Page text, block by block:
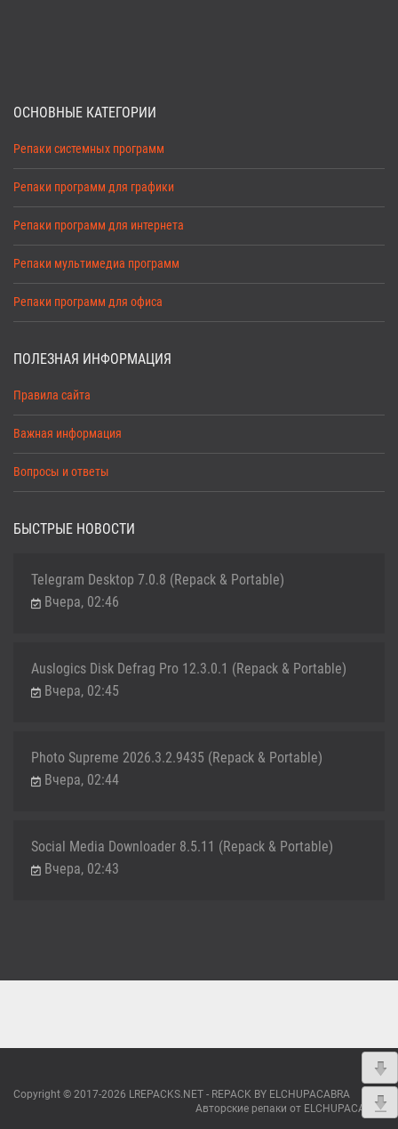
ОСНОВНЫЕ КАТЕГОРИИ
Репаки системных программ
Репаки программ для графики
Репаки программ для интернета
Репаки мультимедиа программ
Репаки программ для офиса
ПОЛЕЗНАЯ ИНФОРМАЦИЯ
Правила сайта
Важная информация
Вопросы и ответы
БЫСТРЫЕ НОВОСТИ
Telegram Desktop 7.0.8 (Repack & Portable)
Вчера, 02:46
Auslogics Disk Defrag Pro 12.3.0.1 (Repack & Portable)
Вчера, 02:45
Photo Supreme 2026.3.2.9435 (Repack & Portable)
Вчера, 02:44
Social Media Downloader 8.5.11 (Repack & Portable)
Вчера, 02:43
Copyright © 2017-2026 LREPACKS.NET - REPACK BY ELCHUPACABRA
Авторские репаки от ELCHUPACABRA